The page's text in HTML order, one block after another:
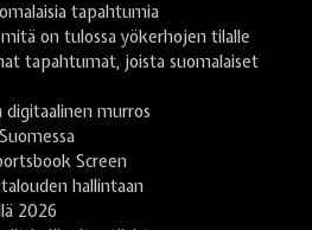
tapahtumia
on tulossa yökerhojen tilalle
tapahtumat, joista suomalaiset
murros
Screen
hallintaan
2026